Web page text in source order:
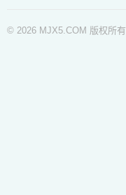
© 2026 MJX5.COM 版权所有